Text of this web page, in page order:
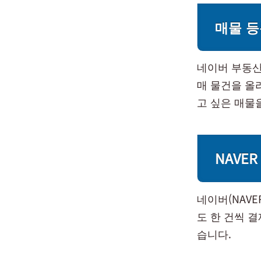
매물
네이버 부동
매 물건을 올
고 싶은 매물
네이버
도 한 건씩
습니다.